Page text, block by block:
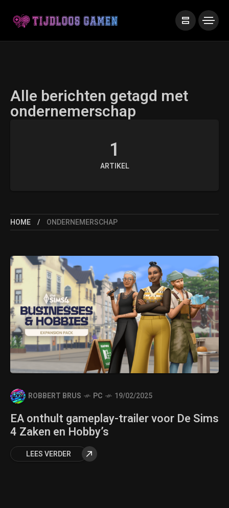
Alle berichten getagd met
ondernemerschap
1
ARTIKEL
HOME ONDERNEMERSCHAP
ROBBERT BRUS PC 19/02/2025
EA onthult gameplay-trailer voor De Sims
4 Zaken en Hobby’s
LEES VERDER